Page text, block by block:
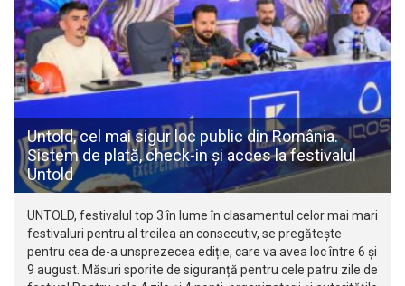
Untold, cel mai sigur loc public din România.
Sistem de plată, check-in și acces la festivalul
Untold
UNTOLD, festivalul top 3 în lume în clasamentul celor mai mari
festivaluri pentru al treilea an consecutiv, se pregătește
pentru cea de-a unsprezecea ediție, care va avea loc între 6 și
9 august. Măsuri sporite de siguranță pentru cele patru zile de